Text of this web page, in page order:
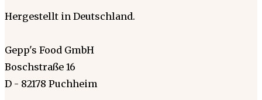
Hergestellt in Deutschland.
Gepp's Food GmbH
Boschstraße 16
D - 82178 Puchheim